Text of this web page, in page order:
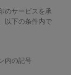
のサービスを承
以下の条件内で
内の記号